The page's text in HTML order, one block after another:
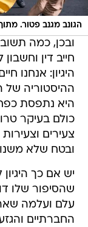
הגונב מגנב פטור.
ובכן, כמה
חייב דין
היגיון: אנחנו
ההיסטוריה של
היא נתפסת
כולם בעיקר
צעירים
ובטח שלא
יש אם כך
שהסיפור שלו
עלם ועלמה
החברתיים